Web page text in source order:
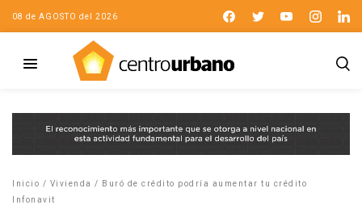
08 de AGOSTO del 2026
Inicio / Vivienda /
Buró de crédito podría aumentar tu crédito
Infonavit